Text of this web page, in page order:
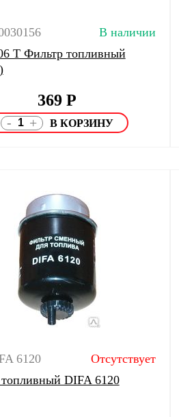
В наличии
T Фильтр топливный
369Р
- +
6120
Отсутствует
DIFA 6120